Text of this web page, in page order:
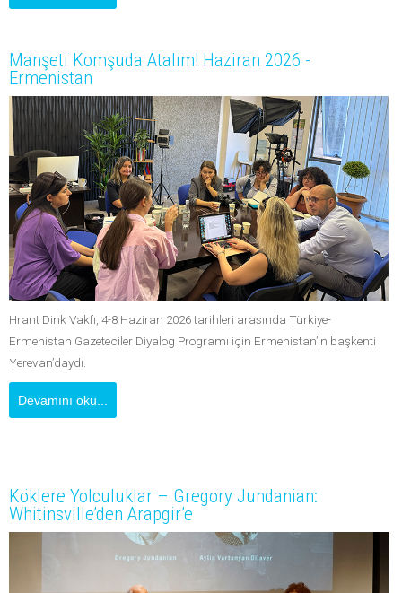
Manşeti Komşuda Atalım! Haziran 2026 -
Ermenistan
Hrant Dink Vakfı, 4-8 Haziran 2026 tarihleri arasında Türkiye-
Ermenistan Gazeteciler Diyalog Programı için Ermenistan’ın başkenti
Yerevan’daydı.
Devamını oku...
Köklere Yolculuklar – Gregory Jundanian:
Whitinsville’den Arapgir’e